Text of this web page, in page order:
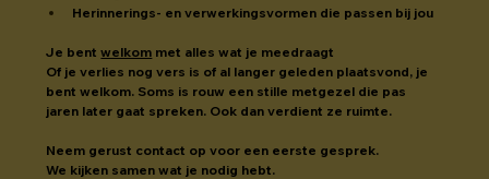
Herinnerings- en verwerkingsvormen die passen bij jou
Je bent welkom met alles wat je meedraagt
Of je verlies nog vers is of al langer geleden plaatsvond, je
bent welkom. Soms is rouw een stille metgezel die pas
jaren later gaat spreken. Ook dan verdient ze ruimte.
Neem gerust contact op voor een eerste gesprek.
We kijken samen wat je nodig hebt.